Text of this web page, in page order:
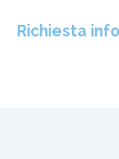
Richiesta